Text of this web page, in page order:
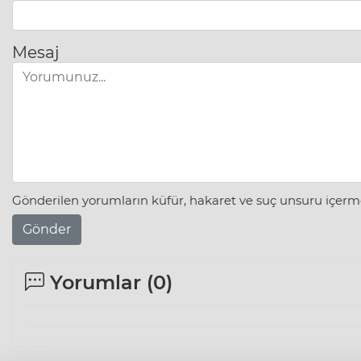
Mesaj
Gönderilen yorumların küfür, hakaret ve suç unsuru
Gönder
Yorumlar (0)